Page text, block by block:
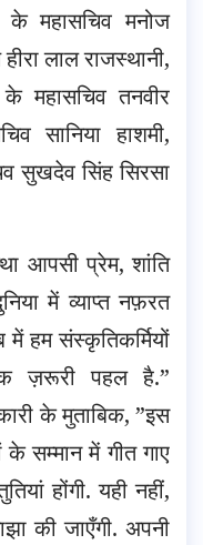
महासचिव मनोज
लाल राजस्थानी,
महासचिव तनवीर
सानिया हाशमी,
सुखदेव सिंह सिरसा
आपसी प्रेम, शांति
में व्याप्त नफ़रत
हम संस्कृतिकर्मियों
ज़रूरी पहल है.”
के मुताबिक, ”इस
सम्मान में गीत गाए
होंगी. यही नहीं,
की जाएँगी. अपनी